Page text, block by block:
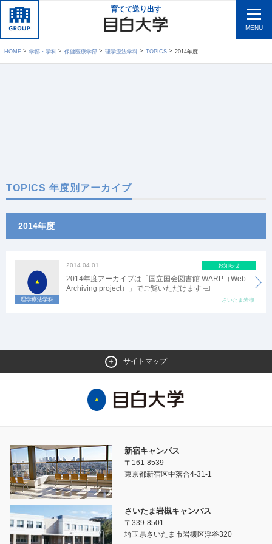
育てて送り出す
MENU
HOME 学部・学科 保健医療学部 理学療法学科 TOPICS 2014年度
TOPICS 年度別アーカイブ
2014年度
2014.04.01 お知らせ
2014年度アーカイブは「国立国会図書館 WARP（Web
Archiving project）」でご覧いただけます
さいたま岩槻
理学療法学科
サイトマップ
新宿キャンパス
〒161-8539
東京都新宿区中落合4-31-1
さいたま岩槻キャンパス
〒339-8501
埼玉県さいたま市岩槻区浮谷320